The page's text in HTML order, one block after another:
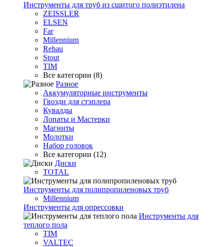
Инструменты для труб из сшитого полиэтилена
ZEISSLER
ELSEN
Far
Millennium
Rehau
Stout
TIM
Все категории (8)
Разное
Аккумуляторные инструменты
Гвозди для стэплера
Кувалды
Лопаты и Мастерки
Магниты
Молотки
Набор головок
Все категории (12)
Диски
TOTAL
Инструменты для полипропиленовых труб
Millennium
Инструменты для опрессовки
Инструменты для
теплого пола
TIM
VALTEC